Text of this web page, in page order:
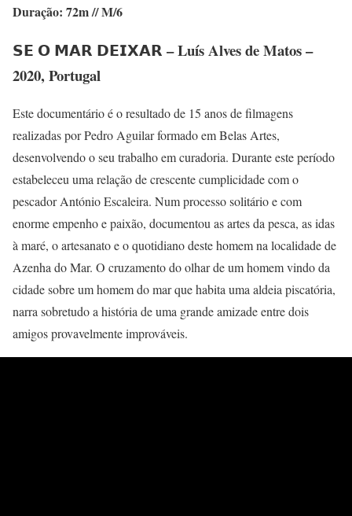
Duração: 72m // M/6
𝗦𝗘 𝗢 𝗠𝗔𝗥 𝗗𝗘𝗜𝗫𝗔𝗥 –Luís Alves de Matos –
2020, Portugal
Este documentário é o resultado de 15 anos de filmagens
realizadas por Pedro Aguilar formado em Belas Artes,
desenvolvendo o seu trabalho em curadoria. Durante este período
estabeleceu uma relação de crescente cumplicidade com o
pescador António Escaleira. Num processo solitário e com
enorme empenho e paixão, documentou as artes da pesca, as idas
à maré, o artesanato e o quotidiano deste homem na localidade de
Azenha do Mar. O cruzamento do olhar de um homem vindo da
cidade sobre um homem do mar que habita uma aldeia piscatória,
narra sobretudo a história de uma grande amizade entre dois
amigos provavelmente improváveis.